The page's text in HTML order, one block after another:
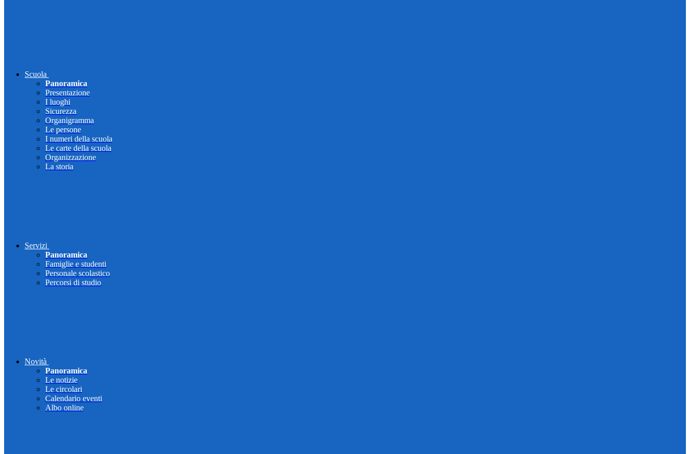
Scuola
Panoramica
Presentazione
I luoghi
Sicurezza
Organigramma
Le persone
I numeri della scuola
Le carte della scuola
Organizzazione
La storia
Servizi
Panoramica
Famiglie e studenti
Personale scolastico
Percorsi di studio
Novità
Panoramica
Le notizie
Le circolari
Calendario eventi
Albo online